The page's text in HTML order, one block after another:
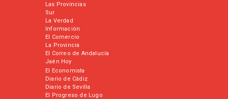
Las Provincias
Sur
La Verdad
Información
El Comercio
La Provincia
El Correo de Andalucía
Jaén Hoy
El Economista
Diario de Cádiz
Diario de Sevilla
El Progreso de Lugo